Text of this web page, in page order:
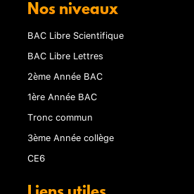
Nos niveaux
BAC Libre Scientifique
BAC Libre Lettres
2ème Année BAC
1ère Année BAC
Tronc commun
3ème Année collège
CE6